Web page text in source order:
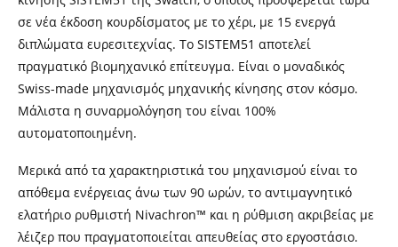
σε νέα έκδοση κουρδίσματος με το χέρι, με 15 ενεργά
διπλώματα ευρεσιτεχνίας. Το SISTEM51 αποτελεί
πραγματικό βιομηχανικό επίτευγμα. Είναι ο μοναδικός
Swiss-made μηχανισμός μηχανικής κίνησης στον κόσμο.
Μάλιστα η συναρμολόγηση του είναι 100%
αυτοματοποιημένη.
Μερικά από τα χαρακτηριστικά του μηχανισμού είναι το
απόθεμα ενέργειας άνω των 90 ωρών, το αντιμαγνητικό
ελατήριο ρυθμιστή Nivachron™ και η ρύθμιση ακριβείας με
λέιζερ που πραγματοποιείται απευθείας στο εργοστάσιο.